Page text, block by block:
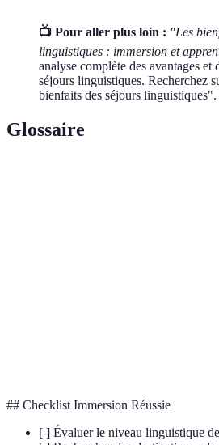
📺 Pour aller plus loin : "Les
linguistiques : immersion et
analyse complète des avantages et
séjours linguistiques. Recherchez
bienfaits des séjours linguistiques".
Glossaire
## Checklist Immersion Réussie
[ ] Évaluer le niveau linguistique